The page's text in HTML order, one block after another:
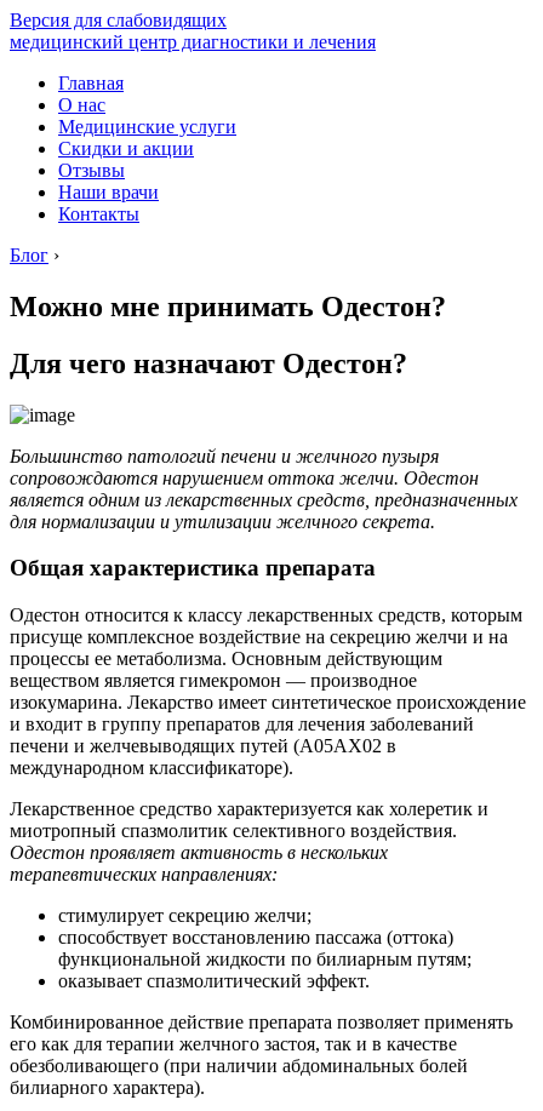
Версия для слабовидящих
медицинский центр диагностики и лечения
Главная
О нас
Медицинские услуги
Скидки и акции
Отзывы
Наши врачи
Контакты
Блог ›
Можно мне принимать Одестон?
Для чего назначают Одестон?
Большинство патологий печени и желчного пузыря
сопровождаются нарушением оттока желчи. Одестон
является одним из лекарственных средств, предназначенных
для нормализации и утилизации желчного секрета.
Общая характеристика препарата
Одестон относится к классу лекарственных средств, которым
присуще комплексное воздействие на секрецию желчи и на
процессы ее метаболизма. Основным действующим
веществом является гимекромон — производное
изокумарина. Лекарство имеет синтетическое происхождение
и входит в группу препаратов для лечения заболеваний
печени и желчевыводящих путей (A05AX02 в
международном классификаторе).
Лекарственное средство характеризуется как холеретик и
миотропный спазмолитик селективного воздействия.
Одестон проявляет активность в нескольких
терапевтических направлениях:
стимулирует секрецию желчи;
способствует восстановлению пассажа (оттока)
функциональной жидкости по билиарным путям;
оказывает спазмолитический эффект.
Комбинированное действие препарата позволяет применять
его как для терапии желчного застоя, так и в качестве
обезболивающего (при наличии абдоминальных болей
билиарного характера).